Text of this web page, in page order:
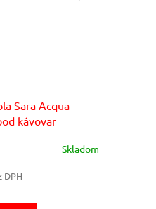
Sara Acqua
kávovar
Skladom
DPH